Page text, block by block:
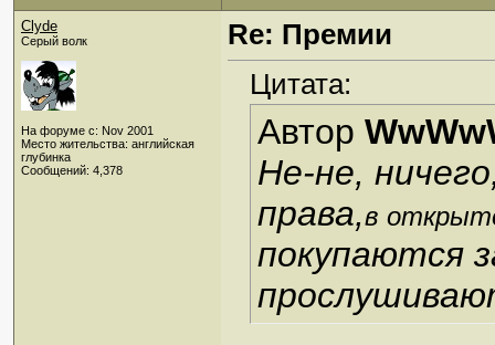
Clyde
Серый волк
На форуме с: Nov 2001
Место жительства: английская
глубинка
Сообщений: 4,378
Re: Премии
Цитата:
Автор
Не-не,
права,в
покупаются